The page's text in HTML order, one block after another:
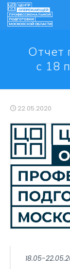
с 18
22.05.2020
18.05-